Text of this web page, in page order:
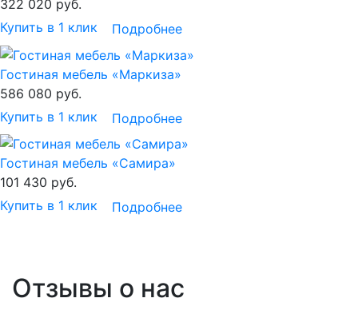
322 020 руб.
Купить в 1 клик
Подробнее
Гостиная мебель «Маркиза»
586 080 руб.
Купить в 1 клик
Подробнее
Гостиная мебель «Самира»
101 430 руб.
Купить в 1 клик
Подробнее
Отзывы о нас